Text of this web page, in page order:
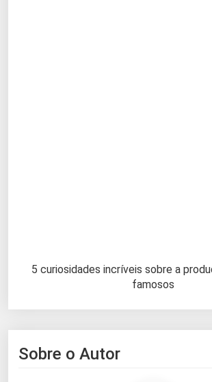
5 curiosidades incríveis sobre a
famosos
Sobre o Autor